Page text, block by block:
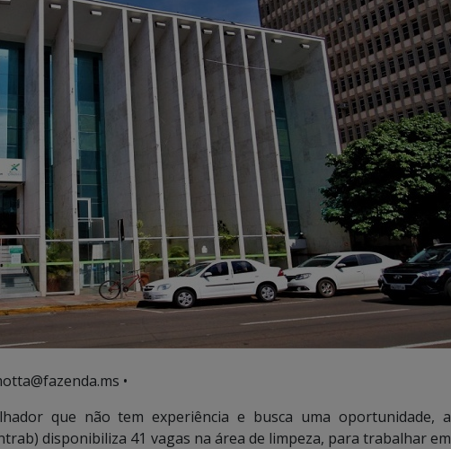
•
que não tem experiência e busca uma oportunidade, a
disponibiliza 41 vagas na área de limpeza, para trabalhar em